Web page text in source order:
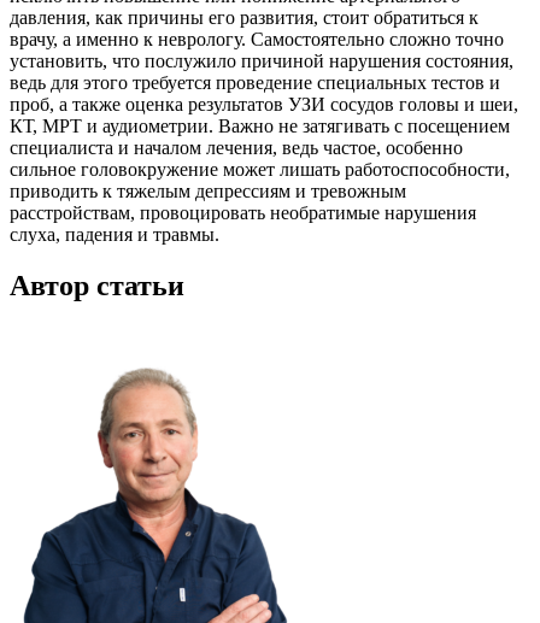
давления, как причины его развития, стоит обратиться к
врачу, а именно к неврологу. Самостоятельно сложно точно
установить, что послужило причиной нарушения состояния,
ведь для этого требуется проведение специальных тестов и
проб, а также оценка результатов УЗИ сосудов головы и шеи,
КТ, МРТ и аудиометрии. Важно не затягивать с посещением
специалиста и началом лечения, ведь частое, особенно
сильное головокружение может лишать работоспособности,
приводить к тяжелым депрессиям и тревожным
расстройствам, провоцировать необратимые нарушения
слуха, падения и травмы.
Автор статьи